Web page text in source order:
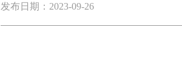
发布日期：2023-09-26